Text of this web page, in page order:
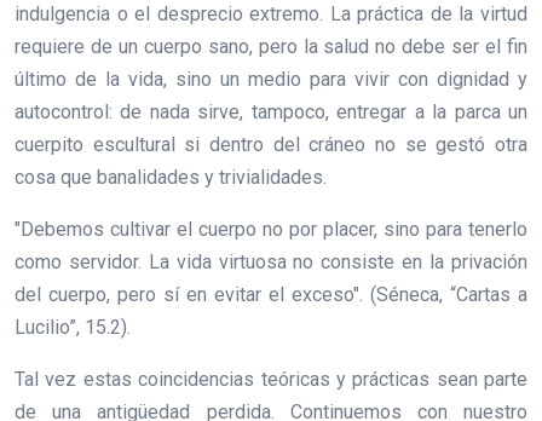
indulgencia o el desprecio extremo. La práctica de la virtud
requiere de un cuerpo sano, pero la salud no debe ser el fin
último de la vida, sino un medio para vivir con dignidad y
autocontrol: de nada sirve, tampoco, entregar a la parca un
cuerpito escultural si dentro del cráneo no se gestó otra
cosa que banalidades y trivialidades.
"Debemos cultivar el cuerpo no por placer, sino para tenerlo
como servidor. La vida virtuosa no consiste en la privación
del cuerpo, pero sí en evitar el exceso". (Séneca, “Cartas a
Lucilio”, 15.2).
Tal vez estas coincidencias teóricas y prácticas sean parte
de una antigüedad perdida. Continuemos con nuestro